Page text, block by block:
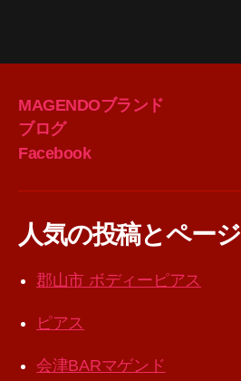
MAGENDOブランド
ブログ
Facebook
人気の投稿とページ
郡山市 ボディーピアス
ピアス
会津BARマゲンド